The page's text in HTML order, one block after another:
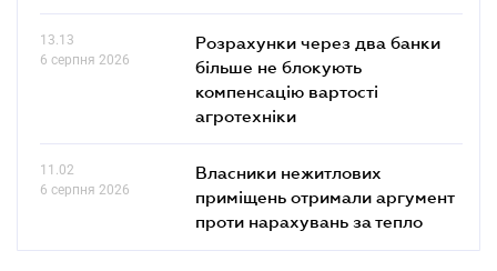
13.13
6 серпня 2026
Розрахунки через два банки
більше не блокують
компенсацію вартості
агротехніки
11.02
6 серпня 2026
Власники нежитлових
приміщень отримали аргумент
проти нарахувань за тепло